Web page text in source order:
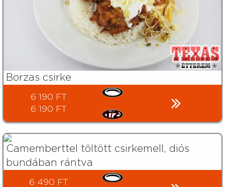
Borzas csirke
6 190 FT
6 190 FT
Camemberttel töltött csirkemell, diós
bundában rántva
6 490 FT